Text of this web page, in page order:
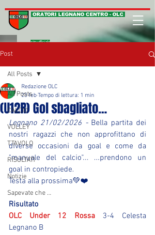
ORATORI LEGNANO CENTRO - OLC
sito ufficiale
Post
All Posts
CALCIO
VOLLEY
T.TAVOLO
RISULTATI
Notizie
Sapevate che ...
All Posts
(U12R) Gol sbagliato...
Redazione OLC
23 feb Tempo di lettura: 1 min
Legnano 21/02/2026 - Bella partita dei
nostri ragazzi che non approfittano di
diverse occasioni da goal e come da
"manuale del calcio"... ...prendono un
goal in contropiede.
Testa alla prossima💚❤️
Risultato
OLC Under 12 Rossa 3-4 Celesta
Legnano B